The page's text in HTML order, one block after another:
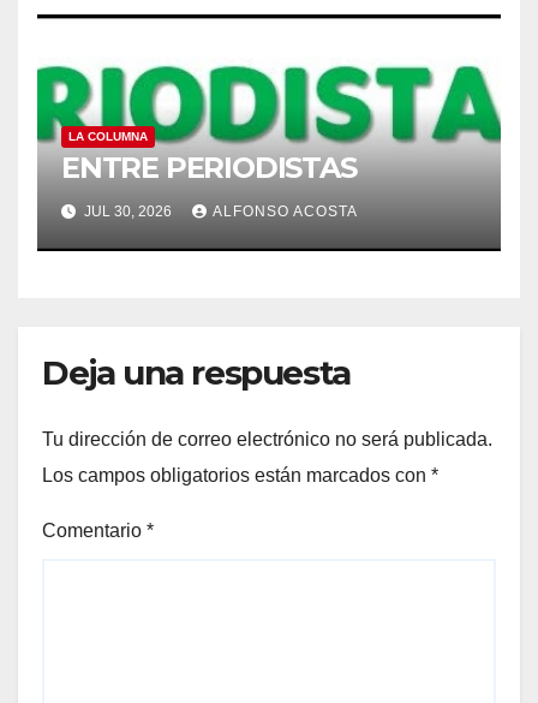
LA COLUMNA
ENTRE PERIODISTAS
JUL 30, 2026 ALFONSO ACOSTA
Deja una respuesta
Tu dirección de correo electrónico no será publicada.
Los campos obligatorios están marcados con *
Comentario *